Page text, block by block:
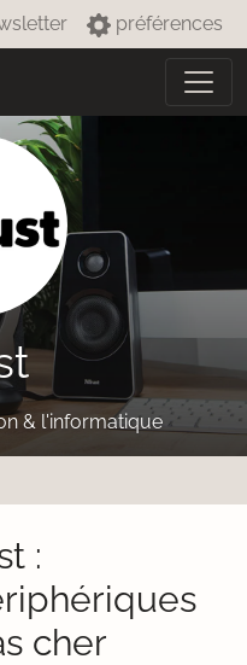
préférences
& l'informatique
:
cher